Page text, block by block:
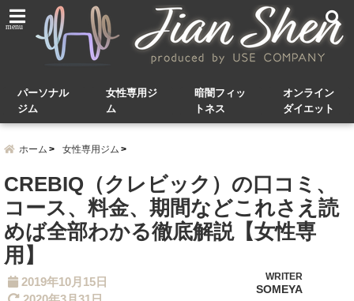
menu
パーソナル
ジム
女性専用ジ
ム
暗闇フィッ
トネス
オンライン
ダイエット
ホーム 女性専用ジム
CREBIQ（クレビック）の口コミ、
コース、料金、期間などこれさえ読
めば全部わかる徹底解説【女性専
用】
2019年10月15日
WRITER
SOMEYA